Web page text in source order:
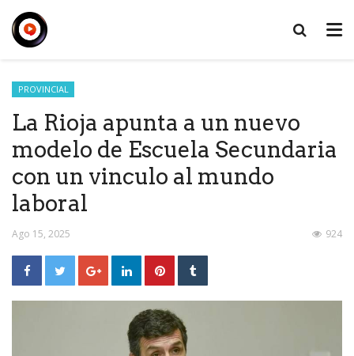
PROVINCIAL
La Rioja apunta a un nuevo
modelo de Escuela Secundaria
con un vinculo al mundo
laboral
Ago 15, 2025 924